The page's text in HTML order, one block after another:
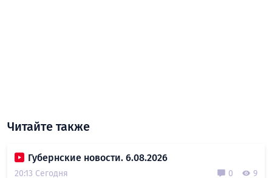
Читайте также
Губернские новости. 6.08.2026
20:13 Сегодня 0 9